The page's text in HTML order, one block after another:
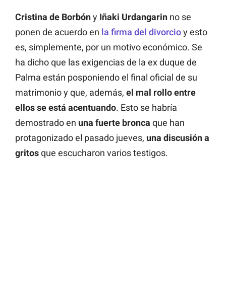
Cristina de Borbóny Iñaki Urdangarin no se
ponen de acuerdo en la firma del divorcioy esto
es, simplemente, por un motivo económico. Se
ha dicho que las exigencias de la ex duque de
Palma están posponiendo el final oficial de su
matrimonio y que, además, el mal rollo entre
ellos se está acentuando. Esto se habría
demostrado en una fuerte bronca que han
protagonizado el pasado jueves, una discusión a
gritosque escucharon varios testigos.